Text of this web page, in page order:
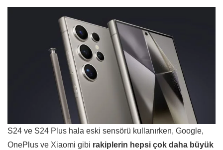
S24 ve S24 Plus hala eski sensörü kullanırken, Google,
OnePlus ve Xiaomi gibi rakiplerin hepsi çok daha büyük